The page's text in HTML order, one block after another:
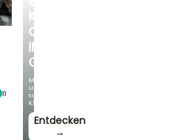
KÜHLE
OASE
IM
GARTEN
Mit
unseren
schönsten
Kletterpflanzen!
Entdecken
→
11